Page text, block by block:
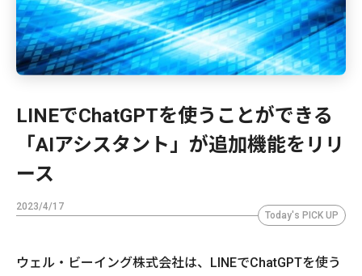
LINEでChatGPTを使うことができる
「AIアシスタント」が追加機能をリリ
ース
2023/4/17
Today's PICK UP
ウェル・ビーイング株式会社は、LINEでChatGPTを使う